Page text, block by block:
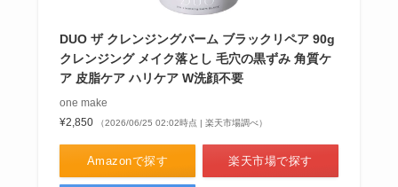
DUO ザ クレンジングバーム ブラックリペア 90g
クレンジング メイク落とし 毛穴の黒ずみ 角質ケ
ア 皮脂ケア ハリケア W洗顔不要
one make
¥2,850
（2026/06/25 02:02時点 | 楽天市場調べ）
Amazonで探す 楽天市場で探す